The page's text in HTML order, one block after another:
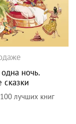
ночь.
сказки
100 лучших книг